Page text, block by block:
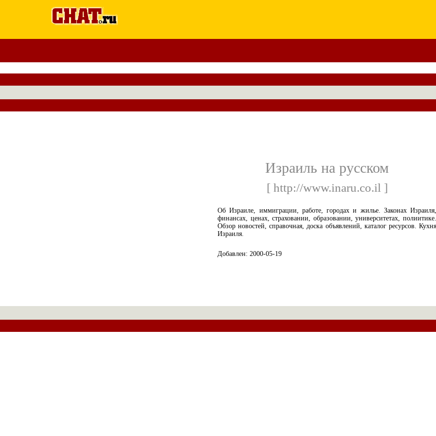
Израиль на русском
[ http://www.inaru.co.il ]
Об Израиле, иммиграции, работе, городах и жилье. Законах Израиля,
финансах, ценах, страховании, образовании, университетах, полиитике.
Обзор новостей, справочная, доска объявлений, каталог ресурсов. Кухня
Израиля.
Добавлен: 2000-05-19